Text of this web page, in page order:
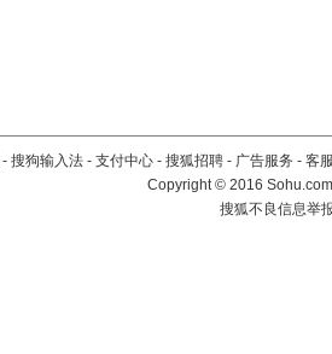
- 搜狗输入法 - 支付中心 - 搜狐招聘 - 广告服务 - 客
Copyright©2016
搜狐不良信息举